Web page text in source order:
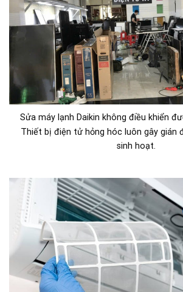
Sửa máy lạnh Daikin không điều khiển
Thiết bị điện tử hỏng hóc luôn gây gián
sinh hoạt.